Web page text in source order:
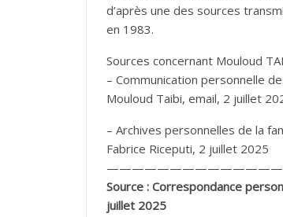
d’après une des sources
en 1983.
Sources concernant Mouloud
– Communication personnelle
Mouloud Taibi, email, 2 juillet
– Archives personnelles de la
Fabrice Riceputi, 2 juillet 2025
Source : Correspondance
juillet 2025